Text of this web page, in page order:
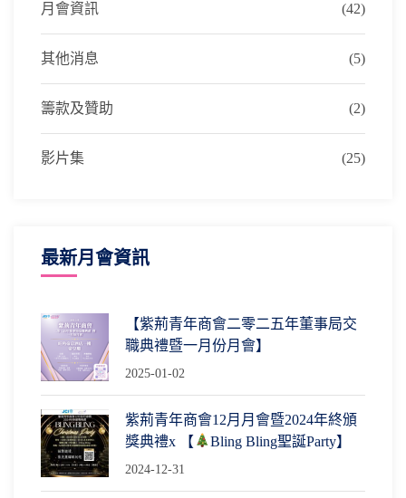
月會資訊 (42)
其他消息 (5)
籌款及贊助 (2)
影片集 (25)
最新月會資訊
【紫荊青年商會二零二五年董事局交
職典禮暨一月份月會】
2025-01-02
紫荊青年商會12月月會暨2024年終頒
獎典禮x 【
Bling Bling聖誕Party】
2024-12-31